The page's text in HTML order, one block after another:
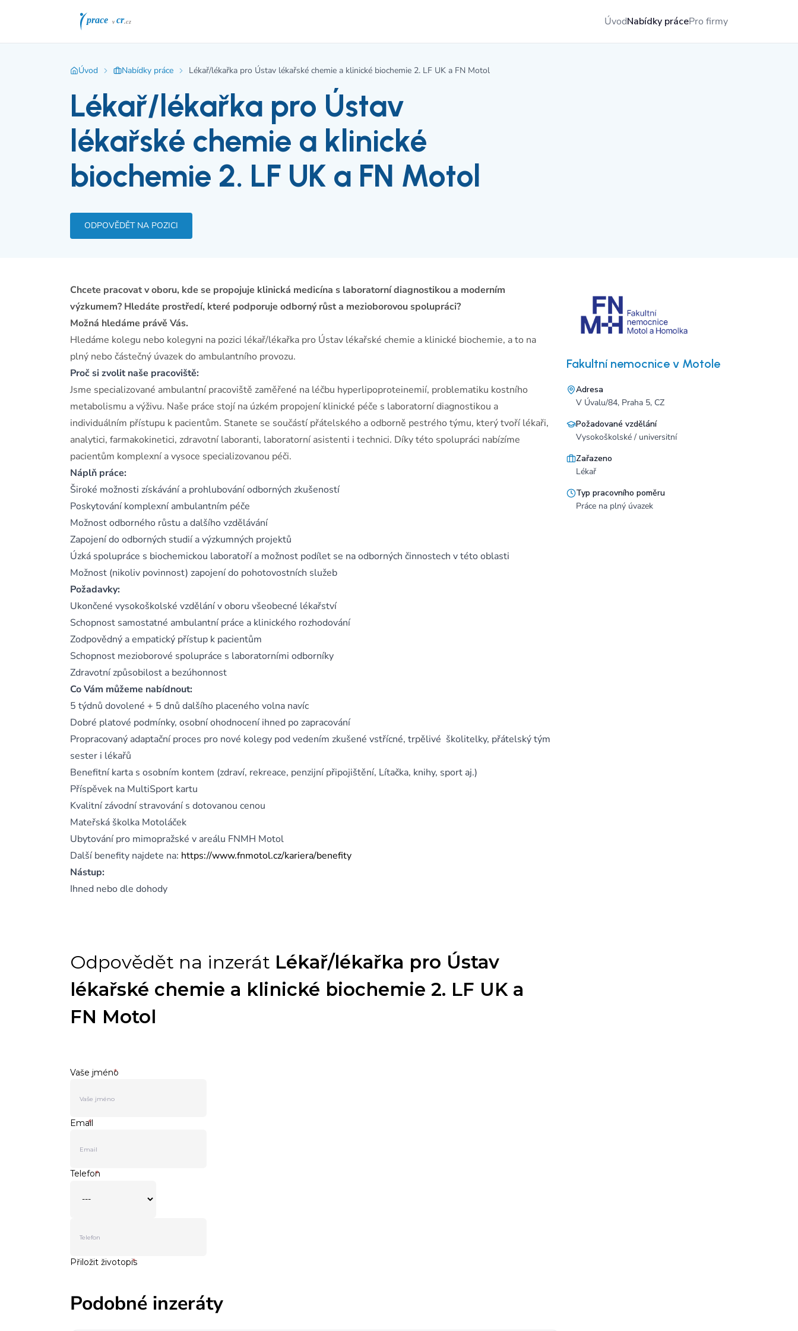
ÚvodNabídky prácePro firmy
Úvod Nabídky práce Lékař/lékařka pro Ústav lékařské chemie a klinické biochemie 2. LF UK a FN Motol
Lékař/lékařka pro Ústav
lékařské chemie a klinické
biochemie 2. LF UK a FN Motol
ODPOVĚDĚT NA POZICI
Chcete pracovat v oboru, kde se propojuje klinická medicína s laboratorní diagnostikou a moderním
výzkumem? Hledáte prostředí, které podporuje odborný růst a mezioborovou spolupráci?
Možná hledáme právě Vás.
Hledáme kolegu nebo kolegyni na pozici lékař/lékařka pro Ústav lékařské chemie a klinické biochemie, a to na
plný nebo částečný úvazek do ambulantního provozu.
Proč si zvolit naše pracoviště:
Jsme specializované ambulantní pracoviště zaměřené na léčbu hyperlipoproteinemií, problematiku kostního
metabolismu a výživu. Naše práce stojí na úzkém propojení klinické péče s laboratorní diagnostikou a
individuálním přístupu k pacientům. Stanete se součástí přátelského a odborně pestrého týmu, který tvoří lékaři,
analytici, farmakokinetici, zdravotní laboranti, laboratorní asistenti i technici. Díky této spolupráci nabízíme
pacientům komplexní a vysoce specializovanou péči.
Náplň práce:
Široké možnosti získávání a prohlubování odborných zkušeností
Poskytování komplexní ambulantním péče
Možnost odborného růstu a dalšího vzdělávání
Zapojení do odborných studií a výzkumných projektů
Úzká spolupráce s biochemickou laboratoří a možnost podílet se na odborných činnostech v této oblasti
Možnost (nikoliv povinnost) zapojení do pohotovostních služeb
Požadavky:
Ukončené vysokoškolské vzdělání v oboru všeobecné lékařství
Schopnost samostatné ambulantní práce a klinického rozhodování
Zodpovědný a empatický přístup k pacientům
Schopnost mezioborové spolupráce s laboratorními odborníky
Zdravotní způsobilost a bezúhonnost
Co Vám můžeme nabídnout:
5 týdnů dovolené + 5 dnů dalšího placeného volna navíc
Dobré platové podmínky, osobní ohodnocení ihned po zapracování
Propracovaný adaptační proces pro nové kolegy pod vedením zkušené vstřícné, trpělivé školitelky, přátelský tým
sester i lékařů
Benefitní karta s osobním kontem (zdraví, rekreace, penzijní připojištění, Lítačka, knihy, sport aj.)
Příspěvek na MultiSport kartu
Kvalitní závodní stravování s dotovanou cenou
Mateřská školka Motoláček
Ubytování pro mimopražské v areálu FNMH Motol
Další benefity najdete na: https://www.fnmotol.cz/kariera/benefity
Nástup:
Ihned nebo dle dohody
Fakultní nemocnice v Motole
Adresa
V Úvalu/84, Praha 5, CZ
Požadované vzdělání
Vysokoškolské / universitní
Zařazeno
Lékař
Typ pracovního poměru
Práce na plný úvazek
Podobné inzeráty